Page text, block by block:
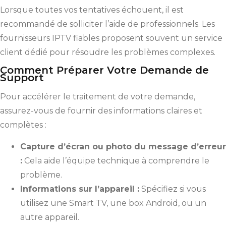
Lorsque toutes vos tentatives échouent, il est
recommandé de solliciter l’aide de professionnels. Les
fournisseurs IPTV fiables proposent souvent un service
client dédié pour résoudre les problèmes complexes.
Comment Préparer Votre Demande de
Support
Pour accélérer le traitement de votre demande,
assurez-vous de fournir des informations claires et
complètes :
Capture d’écran ou photo du message d’erreur
: Cela aide l’équipe technique à comprendre le
problème.
Informations sur l’appareil : Spécifiez si vous
utilisez une Smart TV, une box Android, ou un
autre appareil.